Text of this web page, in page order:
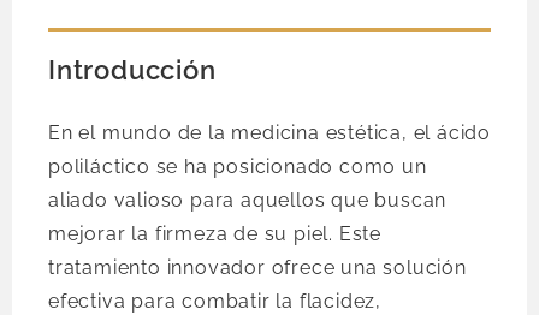
Introducción
En el mundo de la medicina estética, el ácido
poliláctico se ha posicionado como un
aliado valioso para aquellos que buscan
mejorar la firmeza de su piel. Este
tratamiento innovador ofrece una solución
efectiva para combatir la flacidez,